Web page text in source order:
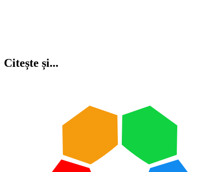
Citește și...